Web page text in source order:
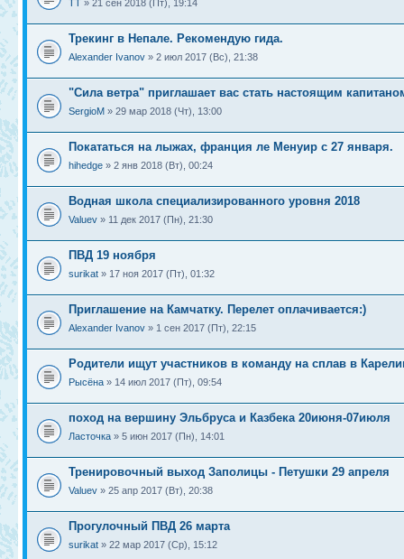
ТТ » 21 сен 2018 (Пт), 19:14
Трекинг в Непале. Рекомендую гида.
Alexander Ivanov » 2 июл 2017 (Вс), 21:38
"Сила ветра" приглашает вас стать настоящим
SergioM » 29 мар 2018 (Чт), 13:00
Покататься на лыжах, франция ле Менуир с 27 января.
hihedge » 2 янв 2018 (Вт), 00:24
Водная школа специализированного уровня 2018
Valuev » 11 дек 2017 (Пн), 21:30
ПВД 19 ноября
surikat » 17 ноя 2017 (Пт), 01:32
Приглашение на Камчатку. Перелет оплачивается:)
Alexander Ivanov » 1 сен 2017 (Пт), 22:15
Родители ищут участников в команду на сплав в
Рысёна » 14 июл 2017 (Пт), 09:54
поход на вершину Эльбруса и Казбека 20июня-07июля
Ласточка » 5 июн 2017 (Пн), 14:01
Тренировочный выход Заполицы - Петушки 29 апреля
Valuev » 25 апр 2017 (Вт), 20:38
Прогулочный ПВД 26 марта
surikat » 22 мар 2017 (Ср), 15:12